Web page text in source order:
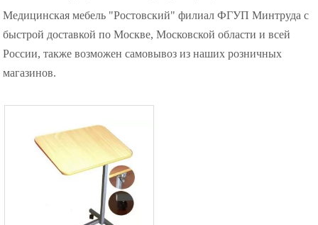
Медицинская мебель "Ростовский" филиал ФГУП Минтруда с
быстрой доставкой по Москве, Московской области и всей
России, также возможен самовывоз из наших розничных
магазинов.